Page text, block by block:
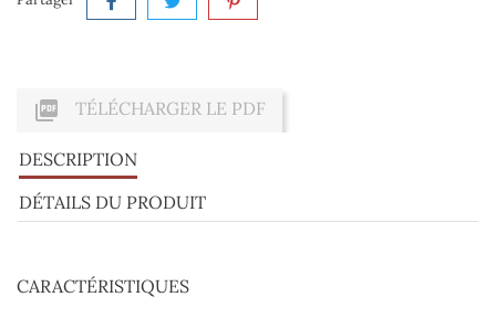
 TÉLÉCHARGER LE PDF
DESCRIPTION
DÉTAILS DU PRODUIT
CARACTÉRISTIQUES